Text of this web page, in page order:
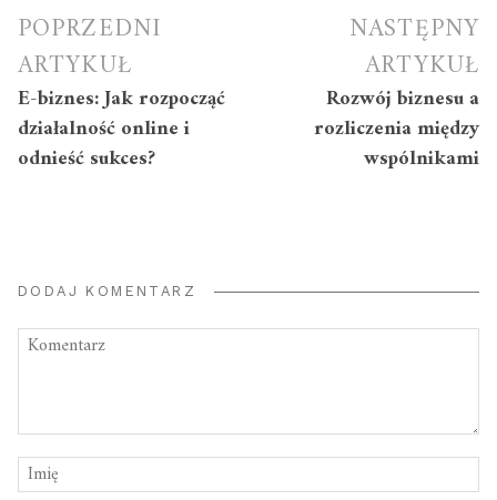
Nawigacja
wpisu
POPRZEDNI
ARTYKUŁ
E-biznes: Jak rozpocząć
działalność online i
odnieść sukces?
NASTĘPNY
ARTYKUŁ
Rozwój biznesu a
rozliczenia między
wspólnikami
DODAJ KOMENTARZ